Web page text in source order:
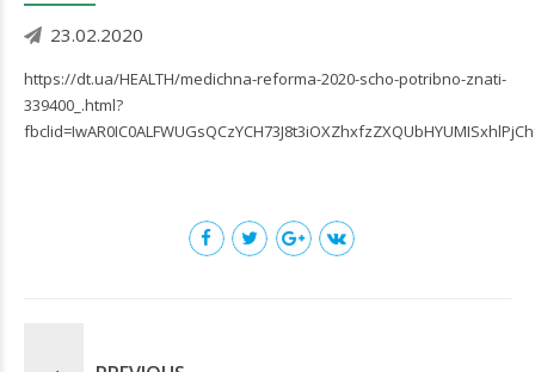
23.02.2020
https://dt.ua/HEALTH/medichna-reforma-2020-scho-potribno-znati-
339400_.html?